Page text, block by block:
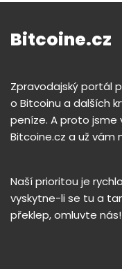
Bitcoine.cz
Zpravodajský portál
o Bitcoinu a dalších
peníze. A proto jsme
Bitcoine.cz a už vám
Naší prioritou je
vyskytne-li se tu a
překlep, omluvte nás!